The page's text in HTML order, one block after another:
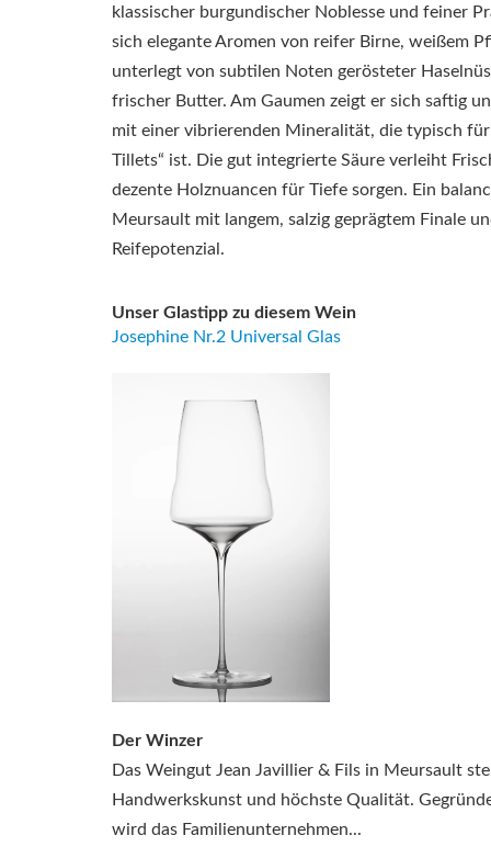
klassischer burgundischer Noblesse und feiner
sich elegante Aromen von reifer Birne, weißem
unterlegt von subtilen Noten gerösteter
frischer Butter. Am Gaumen zeigt er sich saftig
mit einer vibrierenden Mineralität, die typisch für
Tillets“ ist. Die gut integrierte Säure verleiht
dezente Holznuancen für Tiefe sorgen. Ein
Meursault mit langem, salzig geprägtem Finale
Reifepotenzial.
Unser Glastipp zu diesem Wein
Josephine Nr.2 Universal Glas
Der Winzer
Das Weingut Jean Javillier & Fils in Meursault
Handwerkskunst und höchste Qualität.
wird das Familienunternehmen...